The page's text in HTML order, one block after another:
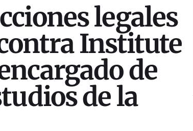
legales
Institute
de
de la